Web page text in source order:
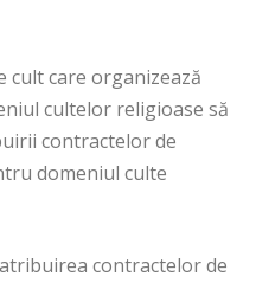
cult care organizează
cultelor religioase să
contractelor de
domeniul culte
contractelor de